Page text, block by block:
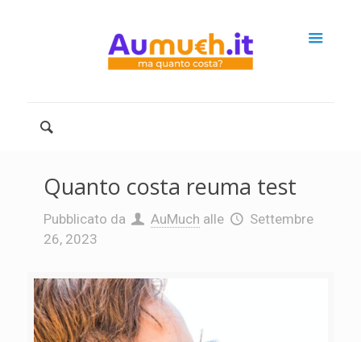
Quanto costa reuma test
Pubblicato da AuMuch alle
Settembre
26, 2023